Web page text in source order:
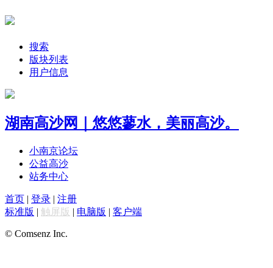
搜索
版块列表
用户信息
湖南高沙网｜悠悠蓼水，美丽高沙。
小南京论坛
公益高沙
站务中心
首页 | 登录 | 注册
标准版 | 触屏版 | 电脑版 | 客户端
© Comsenz Inc.